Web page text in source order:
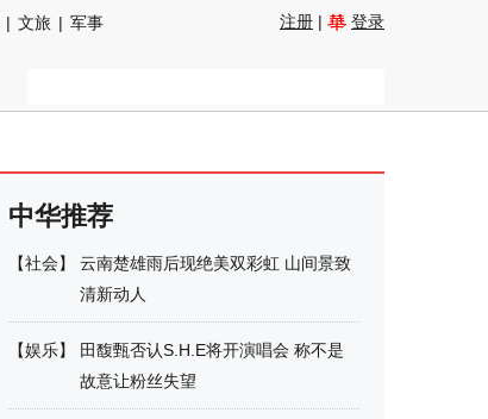
| 文旅 | 军事
注册 | 登录
中华推荐
【社会】
云南楚雄雨后现绝美双彩虹 山间景致
清新动人
【娱乐】
田馥甄否认S.H.E将开演唱会 称不是
故意让粉丝失望